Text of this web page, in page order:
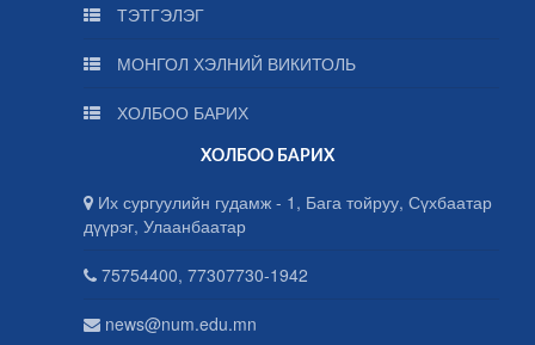
ТЭТГЭЛЭГ
МОНГОЛ ХЭЛНИЙ ВИКИТОЛЬ
ХОЛБОО БАРИХ
ХОЛБОО БАРИХ
Их сургуулийн гудамж - 1, Бага тойруу, Сүхбаатар
дүүрэг, Улаанбаатар
75754400, 77307730-1942
news@num.edu.mn